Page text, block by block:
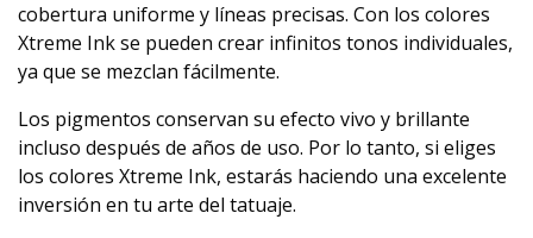
cobertura uniforme y líneas precisas. Con los colores
Xtreme Ink se pueden crear infinitos tonos individuales,
ya que se mezclan fácilmente.
Los pigmentos conservan su efecto vivo y brillante
incluso después de años de uso. Por lo tanto, si eliges
los colores Xtreme Ink, estarás haciendo una excelente
inversión en tu arte del tatuaje.